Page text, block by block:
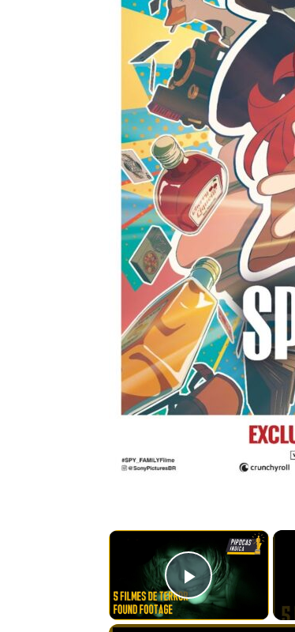
×
Play Video